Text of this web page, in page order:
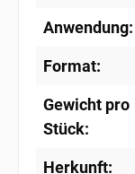
Anwendung:
Format:
Gewicht pro
Stück:
Herkunft: